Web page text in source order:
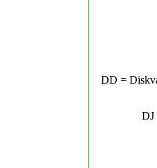
DD =
DJ